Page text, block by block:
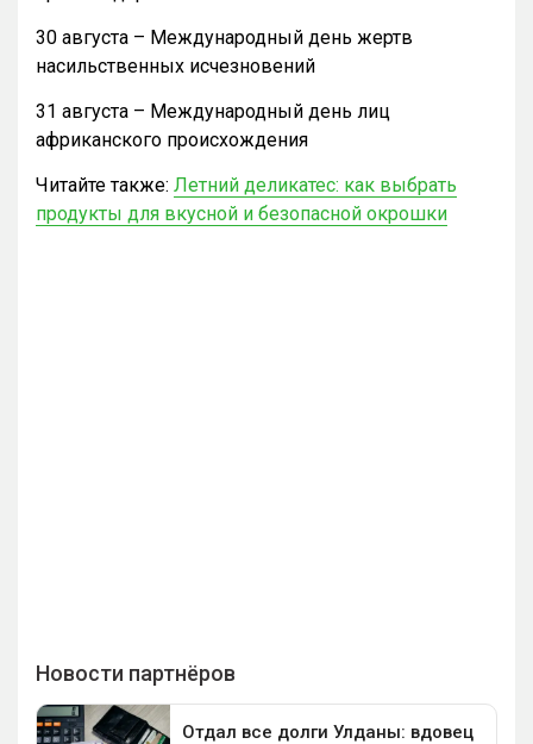
30 августа – Международный день жертв
насильственных исчезновений
31 августа – Международный день лиц
африканского происхождения
Читайте также: Летний деликатес: как выбрать
продукты для вкусной и безопасной окрошки